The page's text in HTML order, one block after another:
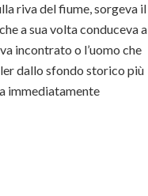
riva del fiume, sorgeva il
a sua volta conduceva a
incontrato o l’uomo che
dallo sfondo storico più
immediatamente